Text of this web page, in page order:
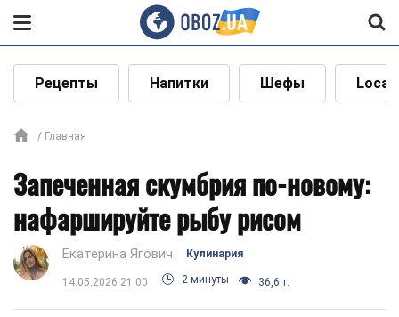
Рецепты Напитки Шефы Local
Главная
Запеченная скумбрия по-новому:
нафаршируйте рыбу рисом
Екатерина Ягович Кулинария
14.05.2026 21:00 2 минуты 36,6 т.